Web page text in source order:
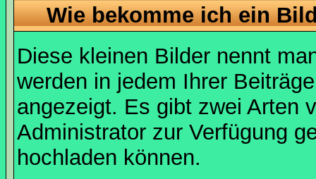
Wie bekomme ich ein
Diese kleinen Bilder nennt
werden in jedem Ihrer
angezeigt. Es gibt zwei Arten
Administrator zur Verfügung
hochladen können.